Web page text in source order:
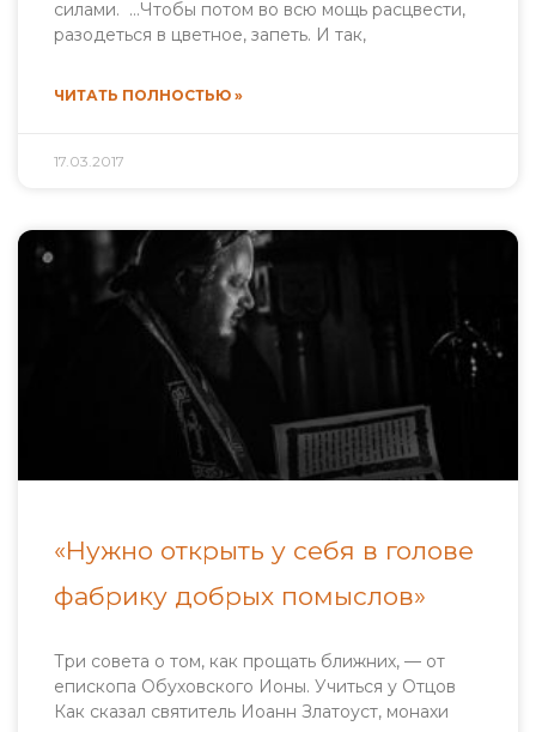
силами. …Чтобы потом во всю мощь расцвести,
разодеться в цветное, запеть. И так,
ЧИТАТЬ ПОЛНОСТЬЮ »
17.03.2017
«Нужно открыть у себя в голове
фабрику добрых помыслов»
Три совета о том, как прощать ближних, — от
епископа Обуховского Ионы. Учиться у Отцов
Как сказал святитель Иоанн Златоуст, монахи